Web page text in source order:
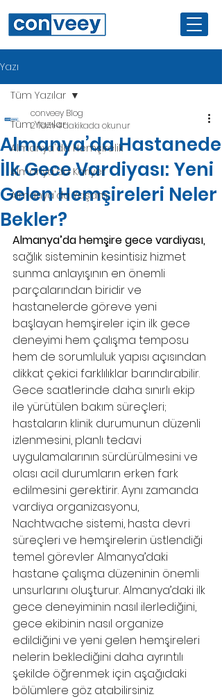
Yazı
Tüm Yazılar
Almanya'da Hemşirelik
Almanya'da Kariyer
Almanya'da Yaşam
Tüm Yazılar
Almanya’da Hastanede
İlk Gece Vardiyası: Yeni
Gelen Hemşireleri Neler
Bekler?
conveey Blog
2 Tem4 dakikada okunur
Almanya’da hemşire gece vardiyası,
sağlık sisteminin kesintisiz hizmet
sunma anlayışının en önemli
parçalarından biridir ve
hastanelerde göreve yeni
başlayan hemşireler için ilk gece
deneyimi hem çalışma temposu
hem de sorumluluk yapısı açısından
dikkat çekici farklılıklar barındırabilir.
Gece saatlerinde daha sınırlı ekip
ile yürütülen bakım süreçleri;
hastaların klinik durumunun düzenli
izlenmesini, planlı tedavi
uygulamalarının sürdürülmesini ve
olası acil durumların erken fark
edilmesini gerektirir. Aynı zamanda
vardiya organizasyonu,
Nachtwache sistemi, hasta devri
süreçleri ve hemşirelerin üstlendiği
temel görevler Almanya’daki
hastane çalışma düzeninin önemli
unsurlarını oluşturur. Almanya’daki ilk
gece deneyiminin nasıl ilerlediğini,
gece ekibinin nasıl organize
edildiğini ve yeni gelen hemşireleri
nelerin beklediğini daha ayrıntılı
şekilde öğrenmek için aşağıdaki
bölümlere göz atabilirsiniz.